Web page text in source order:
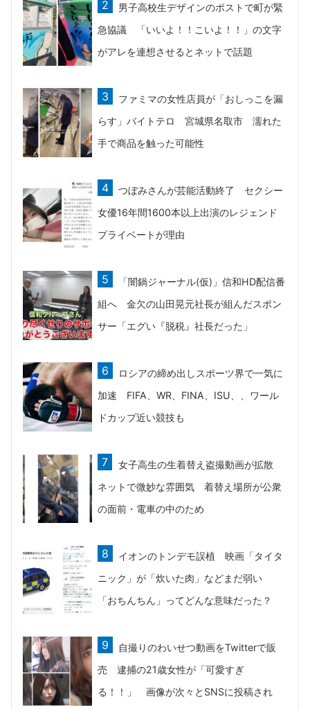
男子高校生デザインのポストで町が緊
急協議 「いいよ！！こいよ！！」の文字
がアレを連想させるとネットで話題
ファミマの女性店員が「おしっこを漏
らす」バイトテロ 宮城県名取市 濡れた
手で商品を触った可能性
つぼみさんが芸能活動終了 セクシー
女優16年間1600本以上出演のレジェンド
プライベートが理由
「闇鍋ジャーナル(仮)」信和HD配信番
組へ 金欠の山田晃元社長が組んだスポン
サー「エグい『脱税』社長だった」
ロシアの締め出しスポーツ界で一気に
加速 FIFA、WR、FINA、ISU、、ワール
ドカップ近い競技も
女子高生の生着替え盗撮動画が拡散
ネットで微妙な雰囲気 着替え場所が公衆
の面前・電車の中のため
イオンのトンデモ誤植 映画「タイタ
ニック」が「炊いた肉」などまだ弱い
「おちんちん」ってどんな意味だった？
自撮りのわいせつ動画をTwitterで販
売 逮捕の21歳女性が「可愛すぎ
る！！」 画像が次々とSNSに投稿され